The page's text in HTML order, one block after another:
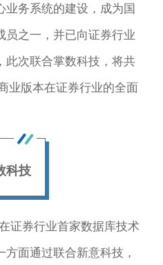
业务系统的建设，成为国
员之一，并已向证券行业
此次联合掌数科技，将共
业版本在证券行业的全面
科技
券行业首家数据库技术
面通过联合新意科技，